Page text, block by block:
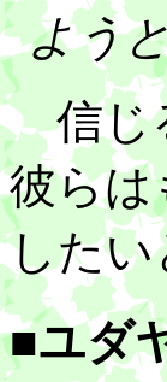
よう
信じ
彼らは
したい
■ユダ